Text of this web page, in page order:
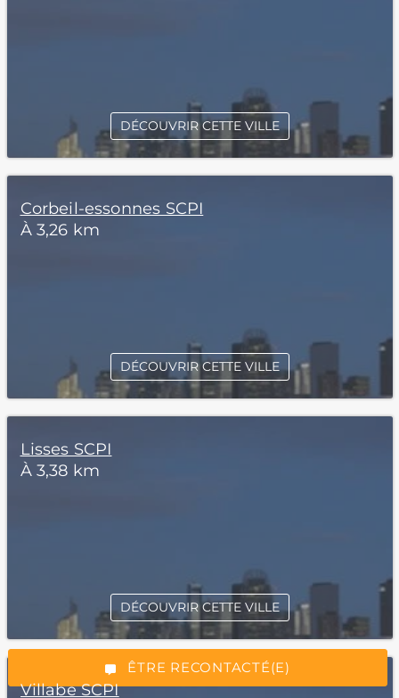
“Excellent”, 165 avis
ÊTRE RECONTACTÉ(E)
DÉCOUVRIR CETTE VILLE
Corbeil-essonnes SCPI
À 3,26 km
DÉCOUVRIR CETTE VILLE
Lisses SCPI
À 3,38 km
DÉCOUVRIR CETTE VILLE
Villabe SCPI